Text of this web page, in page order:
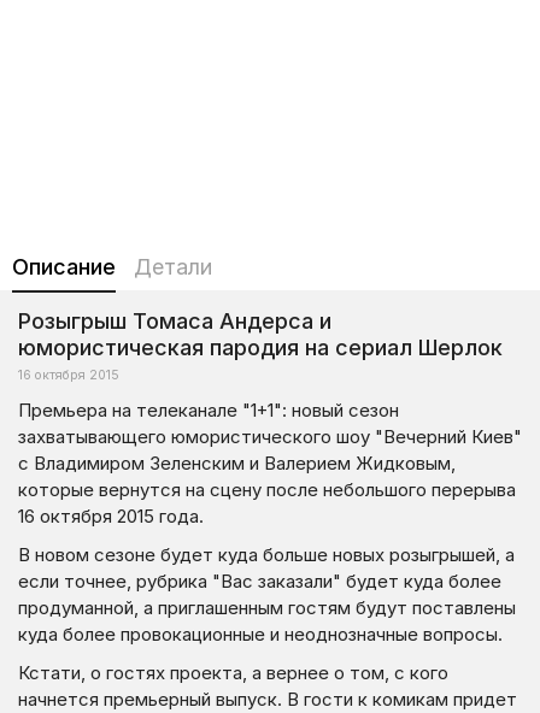
Описание Детали
Розыгрыш Томаса Андерса и
юмористическая пародия на сериал Шерлок
16 октября 2015
Премьера на телеканале "1+1": новый сезон
захватывающего юмористического шоу "Вечерний Киев"
с Владимиром Зеленским и Валерием Жидковым,
которые вернутся на сцену после небольшого перерыва
16 октября 2015 года.
В новом сезоне будет куда больше новых розыгрышей, а
если точнее, рубрика "Вас заказали" будет куда более
продуманной, а приглашенным гостям будут поставлены
куда более провокационные и неоднозначные вопросы.
Кстати, о гостях проекта, а вернее о том, с кого
начнется премьерный выпуск. В гости к комикам придет